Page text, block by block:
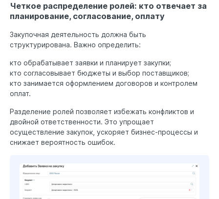
Четкое распределение ролей: кто отвечает за
планирование, согласование, оплату
Закупочная деятельность должна быть
структурирована. Важно определить:
кто обрабатывает заявки и планирует закупки;
кто согласовывает бюджеты и выбор поставщиков;
кто занимается оформлением договоров и контролем
оплат.
Разделение ролей позволяет избежать конфликтов и
двойной ответственности. Это упрощает
осуществление закупок, ускоряет бизнес-процессы и
снижает вероятность ошибок.